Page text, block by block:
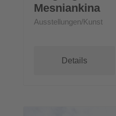
Mesniankina
Ausstellungen/Kunst
Details